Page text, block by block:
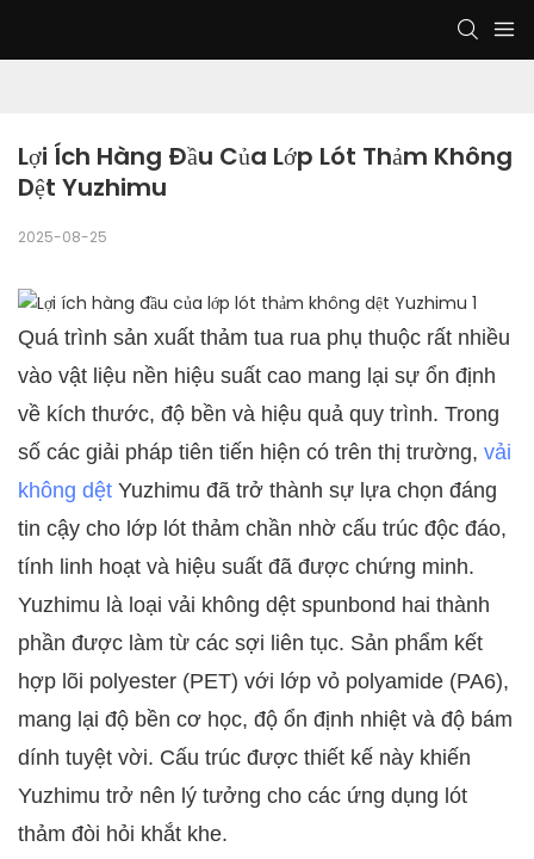
Lợi Ích Hàng Đầu Của Lớp Lót Thảm Không
Dệt Yuzhimu
2025-08-25
Quá trình sản xuất thảm tua rua phụ thuộc rất nhiều
vào vật liệu nền hiệu suất cao mang lại sự ổn định
về kích thước, độ bền và hiệu quả quy trình. Trong
số các giải pháp tiên tiến hiện có trên thị trường, vải
không dệt Yuzhimu đã trở thành sự lựa chọn đáng
tin cậy cho lớp lót thảm chần nhờ cấu trúc độc đáo,
tính linh hoạt và hiệu suất đã được chứng minh.
Yuzhimu là loại vải không dệt spunbond hai thành
phần được làm từ các sợi liên tục. Sản phẩm kết
hợp lõi polyester (PET) với lớp vỏ polyamide (PA6),
mang lại độ bền cơ học, độ ổn định nhiệt và độ bám
dính tuyệt vời. Cấu trúc được thiết kế này khiến
Yuzhimu trở nên lý tưởng cho các ứng dụng lót
thảm đòi hỏi khắt khe.